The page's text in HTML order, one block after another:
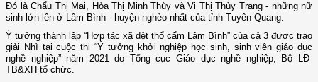
Đó là Chẩu Thị Mai, Hỏa Thị Minh Thùy và Vi Thị Thùy Trang - những nữ
sinh lớn lên ở Lâm Bình - huyện nghèo nhất của tỉnh Tuyên Quang.
Ý tưởng thành lập “Hợp tác xã dệt thổ cẩm Lâm Bình” của cả 3 được trao
giải Nhì tại cuộc thi “Ý tưởng khởi nghiệp học sinh, sinh viên giáo dục
nghề nghiệp” năm 2021 do Tổng cục Giáo dục nghề nghiệp, Bộ LĐ-
TB&XH tổ chức.